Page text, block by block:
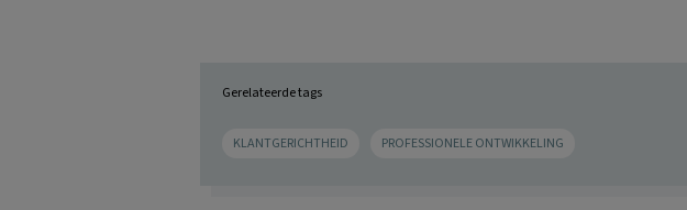
Gerelateerde tags
KLANTGERICHTHEID PROFESSIONELE ONTWIKKELING